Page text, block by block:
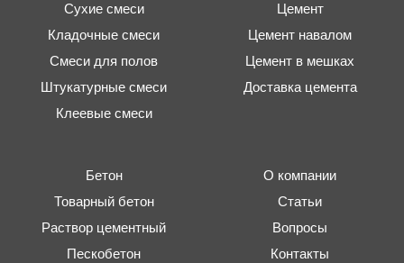
Сухие смеси
Кладочные смеси
Смеси для полов
Штукатурные смеси
Клеевые смеси
Цемент
Цемент навалом
Цемент в мешках
Доставка цемента
Бетон
Товарный бетон
Раствор цементный
Пескобетон
О компании
Статьи
Вопросы
Контакты